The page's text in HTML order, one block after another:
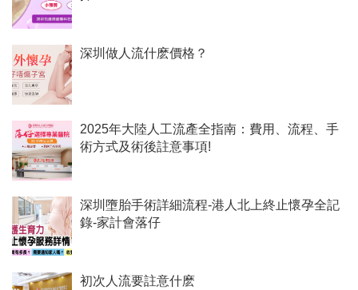
深圳做人流什麽價格？
2025年大陸人工流產全指南：費用、流程、手
術方式及術後註意事項!
深圳墮胎手術詳細流程-港人北上終止懷孕全記
錄-家計會落仔
初次人流要註意什麽